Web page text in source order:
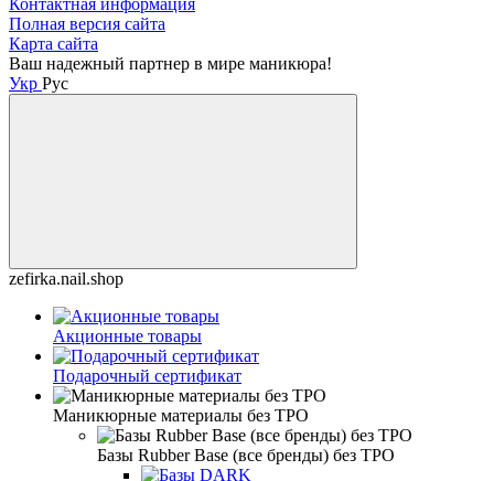
Полная версия сайта
Карта сайта
Ваш надежный партнер в мире маникюра!
Укр Рус
zefirka.nail.shop
Акционные товары
Подарочный сертификат
Маникюрные материалы без TPO
Базы Rubber Base (все бренды) без TPO